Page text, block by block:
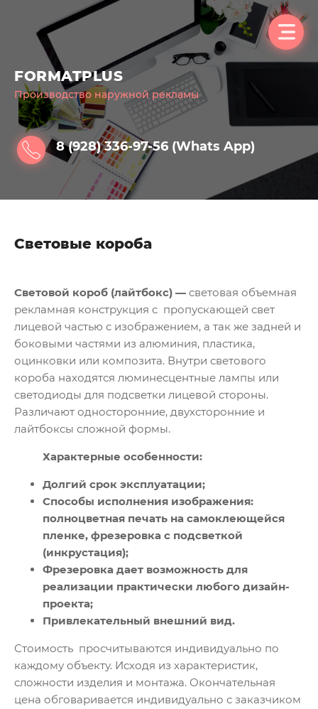
FORMATPLUS
Производство наружной рекламы
8 (928) 336-97-56 (Whats App)
Световые короба
Световой короб (лайтбокс) — световая объемная
рекламная конструкция с пропускающей свет
лицевой частью с изображением, а так же задней и
боковыми частями из алюминия, пластика,
оцинковки или композита. Внутри светового
короба находятся люминесцентные лампы или
светодиоды для подсветки лицевой стороны.
Различают односторонние, двухсторонние и
лайтбоксы сложной формы.
Характерные особенности:
Долгий срок эксплуатации;
Способы исполнения изображения:
полноцветная печать на самоклеющейся
пленке, фрезеровка с подсветкой
(инкрустация);
Фрезеровка дает возможность для
реализации практически любого дизайн-
проекта;
Привлекательный внешний вид.
Стоимость просчитываются индивидуально по
каждому объекту. Исходя из характеристик,
сложности изделия и монтажа. Окончательная
цена обговаривается индивидуально с заказчиком